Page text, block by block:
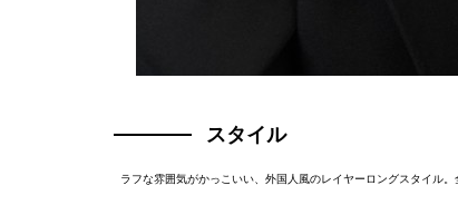
スタイル
ラフな雰囲気がかっこいい、外国人風のレイヤーロングスタイル